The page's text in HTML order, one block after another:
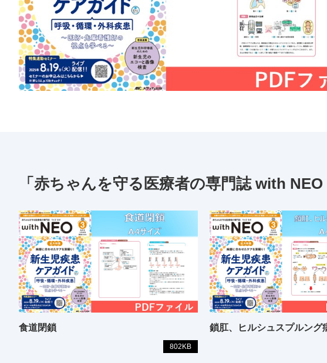
「赤ちゃんを守る医療者の専門誌 with
食道閉鎖
802KB
鎖肛、ヒルシュスプルング